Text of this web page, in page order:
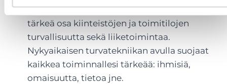
Erilaiset turvatekniikan järjestelmät ovat
tärkeä osa kiinteistöjen ja toimitilojen
turvallisuutta sekä liiketoimintaa.
Nykyaikaisen turvatekniikan avulla suojaat
kaikkea toiminnallesi tärkeää: ihmisiä,
omaisuutta, tietoa jne.